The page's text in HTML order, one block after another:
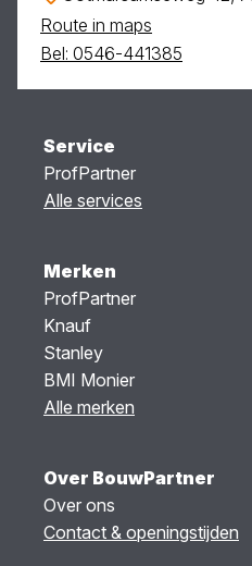
Route in maps
Bel: 0546-441385
Service
ProfPartner
Alle services
Merken
ProfPartner
Knauf
Stanley
BMI Monier
Alle merken
Over BouwPartner
Over ons
Contact & openingstijden